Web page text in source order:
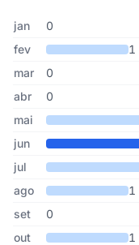
Cupons de Saldão da
Mês Cupons publicados
jan
0
fev
1
mar
0
abr
0
mai
jun
jul
ago
1
set
0
out
1